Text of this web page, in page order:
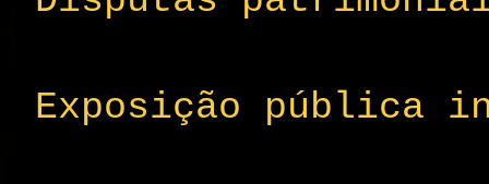
Exposição pública